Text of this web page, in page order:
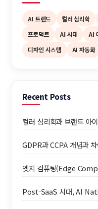
AI 트렌드 컬러 심리학
프로덕트
AI 시대 AI
디자인 시스템
AI 자동화
Recent Posts
컬러 심리학과 브랜드 아
GDPR과 CCPA 개념과
엣지 컴퓨팅(Edge
Post-SaaS 시대, AI